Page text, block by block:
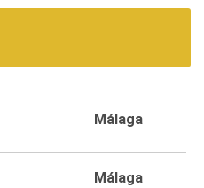
Málaga
Málaga